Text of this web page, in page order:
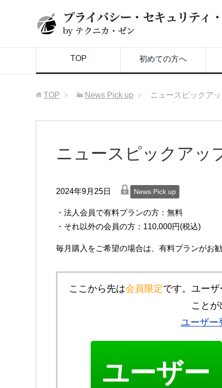
TOP 初めての方へ
TOP News Pick up ニュースピックア
ニュースピックアッ
2024年9月25日 lock News Pick up
・法人会員で有料プランの方：無料
・それ以外の会員の方：110,000円(税込)
毎月購入をご希望の場合は、有料プランがお
ここから先は会員限定です。ユーザ
ことが
ユーザー
ユーザー